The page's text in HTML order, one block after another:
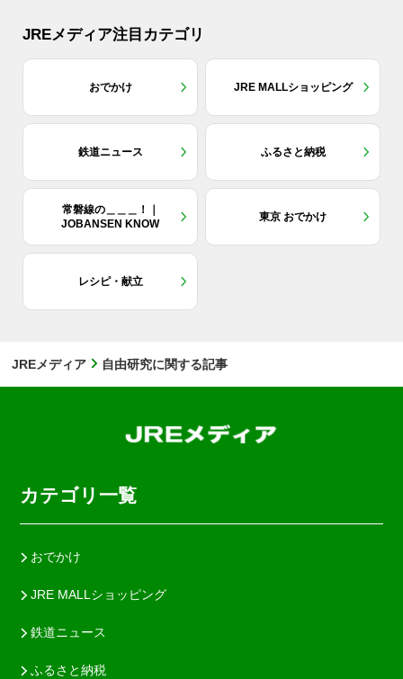
JREメディア注目カテゴリ
おでかけ JRE MALLショッピング
鉄道ニュース ふるさと納税
常磐線の＿＿＿！｜
JOBANSEN KNOW
東京 おでかけ
レシピ・献立
JREメディア 自由研究に関する記事
カテゴリ一覧
おでかけ
JRE MALLショッピング
鉄道ニュース
ふるさと納税